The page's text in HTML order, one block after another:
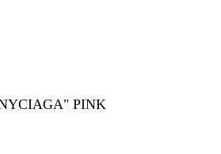
PINK